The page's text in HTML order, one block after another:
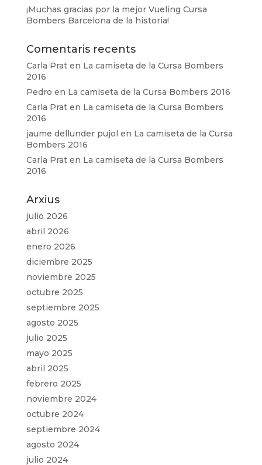
¡Muchas gracias por la mejor Vueling Cursa
Bombers Barcelona de la historia!
Comentaris recents
Carla Praten La camiseta de la Cursa Bombers
2016
Pedro en La camiseta de la Cursa Bombers 2016
Carla Praten La camiseta de la Cursa Bombers
2016
jaume dellunder pujol en La camiseta de la Cursa
Bombers 2016
Carla Praten La camiseta de la Cursa Bombers
2016
Arxius
julio 2026
abril 2026
enero 2026
diciembre 2025
noviembre 2025
octubre 2025
septiembre 2025
agosto 2025
julio 2025
mayo 2025
abril 2025
febrero 2025
noviembre 2024
octubre 2024
septiembre 2024
agosto 2024
julio 2024